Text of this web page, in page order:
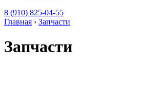
8 (910) 825-04-55
Главная › Запчасти
Запчасти